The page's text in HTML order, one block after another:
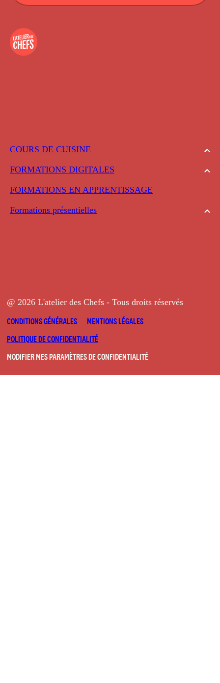
COURS DE CUISINE
FORMATIONS DIGITALES
FORMATIONS EN APPRENTISSAGE
Formations présentielles
@ 2026 L'atelier des Chefs - Tous droits réservés
CONDITIONS GÉNÉRALES
MENTIONS LÉGALES
POLITIQUE DE CONFIDENTIALITÉ
MODIFIER MES PARAMÈTRES DE CONFIDENTIALITÉ